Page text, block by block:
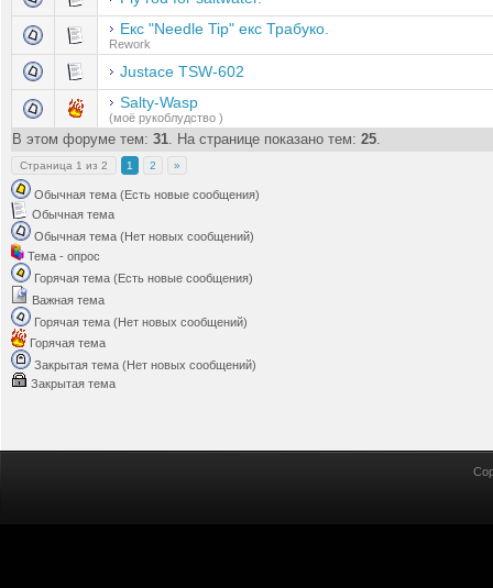
Екс "Needle Tip" екс Трабуко.
Rework
Justace TSW-602
Salty-Wasp
(моё рукоблудство )
В этом форуме тем: 31. На странице показано тем: 25.
Страница 1 из 2 1 2 »
Обычная тема (Есть новые сообщения)
Обычная тема
Обычная тема (Нет новых сообщений)
Тема - опрос
Горячая тема (Есть новые сообщения)
Важная тема
Горячая тема (Нет новых сообщений)
Горячая тема
Закрытая тема (Нет новых сообщений)
Закрытая тема